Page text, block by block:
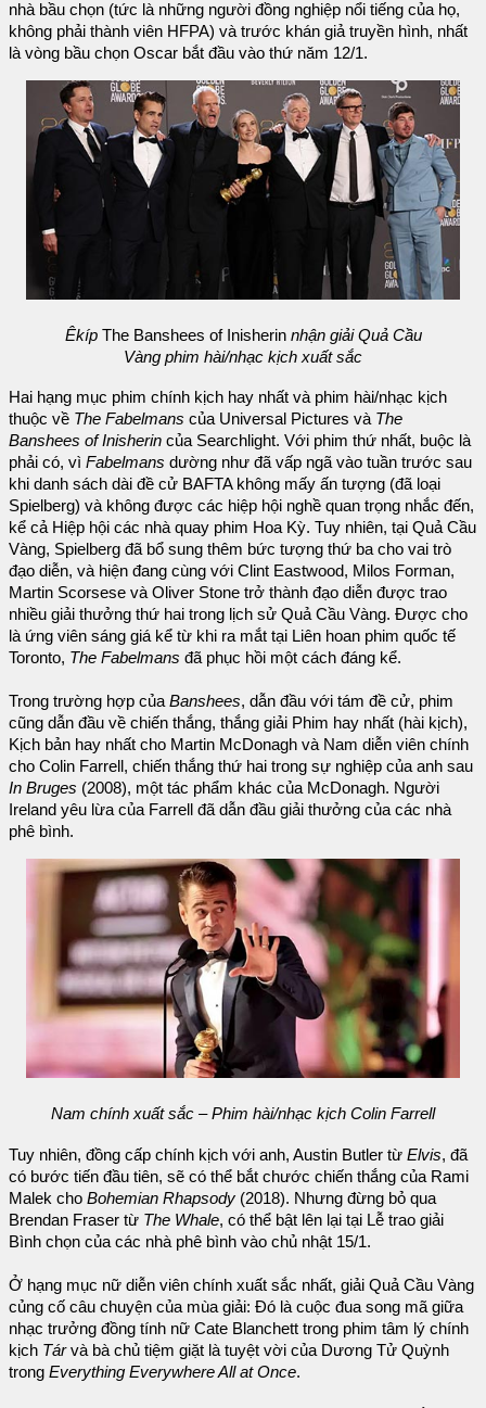
nhà bầu chọn (tức là những người đồng nghiệp nổi tiếng của họ,
không phải thành viên HFPA) và trước khán giả truyền hình, nhất
là vòng bầu chọn Oscar bắt đầu vào thứ năm 12/1.
Êkíp The Banshees of Inisherin nhận giải Quả Cầu
Vàng phim hài/nhạc kịch xuất sắc
Hai hạng mục phim chính kịch hay nhất và phim hài/nhạc kịch
thuộc về The Fabelmans của Universal Pictures và The
Banshees of Inisherin của Searchlight. Với phim thứ nhất, buộc là
phải có, vì Fabelmans dường như đã vấp ngã vào tuần trước sau
khi danh sách dài đề cử BAFTA không mấy ấn tượng (đã loại
Spielberg) và không được các hiệp hội nghề quan trọng nhắc đến,
kể cả Hiệp hội các nhà quay phim Hoa Kỳ. Tuy nhiên, tại Quả Cầu
Vàng, Spielberg đã bổ sung thêm bức tượng thứ ba cho vai trò
đạo diễn, và hiện đang cùng với Clint Eastwood, Milos Forman,
Martin Scorsese và Oliver Stone trở thành đạo diễn được trao
nhiều giải thưởng thứ hai trong lịch sử Quả Cầu Vàng. Được cho
là ứng viên sáng giá kể từ khi ra mắt tại Liên hoan phim quốc tế
Toronto, The Fabelmans đã phục hồi một cách đáng kể.
Trong trường hợp củaBanshees, dẫn đầu với tám đề cử, phim
cũng dẫn đầu về chiến thắng, thắng giải Phim hay nhất (hài kịch),
Kịch bản hay nhất cho Martin McDonagh và Nam diễn viên chính
cho Colin Farrell, chiến thắng thứ hai trong sự nghiệp của anh sau
In Bruges (2008), một tác phẩm khác của McDonagh. Người
Ireland yêu lừa của Farrell đã dẫn đầu giải thưởng của các nhà
phê bình.
Nam chính xuất sắc – Phim hài/nhạc kịch Colin Farrell
Tuy nhiên, đồng cấp chính kịch với anh, Austin Butler từ Elvis, đã
có bước tiến đầu tiên, sẽ có thể bắt chước chiến thắng của Rami
Malek cho Bohemian Rhapsody (2018). Nhưng đừng bỏ qua
Brendan Fraser từ The Whale, có thể bật lên lại tại Lễ trao giải
Bình chọn của các nhà phê bình vào chủ nhật 15/1.
Ở hạng mục nữ diễn viên chính xuất sắc nhất, giải Quả Cầu Vàng
củng cố câu chuyện của mùa giải: Đó là cuộc đua song mã giữa
nhạc trưởng đồng tính nữ Cate Blanchett trong phim tâm lý chính
kịch Tárvà bà chủ tiệm giặt là tuyệt vời của Dương Tử Quỳnh
trong Everything Everywhere All at Once.